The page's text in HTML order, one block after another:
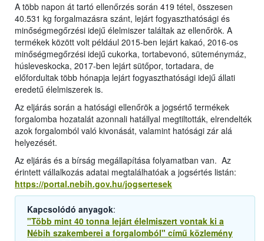
A több napon át tartó ellenőrzés során 419 tétel, összesen
40.531 kg forgalmazásra szánt, lejárt fogyaszthatósági és
minőségmegőrzési idejű élelmiszer találtak az ellenőrök. A
termékek között volt például 2015-ben lejárt kakaó, 2016-os
minőségmegőrzési idejű cukorka, tortabevonó, süteménymáz,
húsleveskocka, 2017-ben lejárt sütőpor, tortadara, de
előfordultak több hónapja lejárt fogyaszthatósági idejű állati
eredetű élelmiszerek is.
Az eljárás során a hatósági ellenőrök a jogsértő termékek
forgalomba hozatalát azonnali hatállyal megtiltották, elrendelték
azok forgalomból való kivonását, valamint hatósági zár alá
helyezését.
Az eljárás és a bírság megállapítása folyamatban van. Az
érintett vállalkozás adatai megtalálhatóak a jogsértés listán:
https://portal.nebih.gov.hu/jogsertesek
Kapcsolódó anyagok:
"Több mint 40 tonna lejárt élelmiszert vontak ki a
Nébih szakemberei a forgalomból" című közlemény